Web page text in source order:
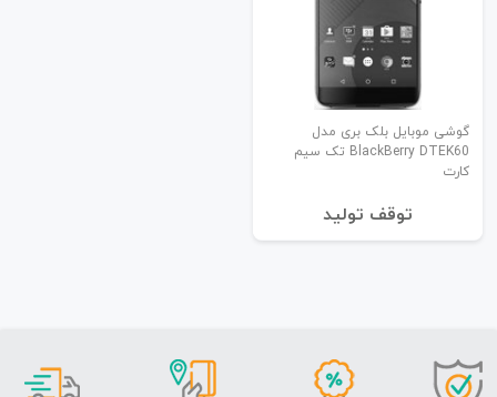
گوشی موبایل بلک بری مدل
BlackBerry DTEK60 تک سیم
کارت
توقف تولید